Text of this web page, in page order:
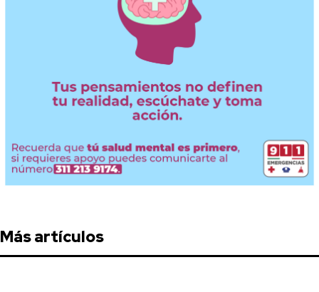
Más artículos